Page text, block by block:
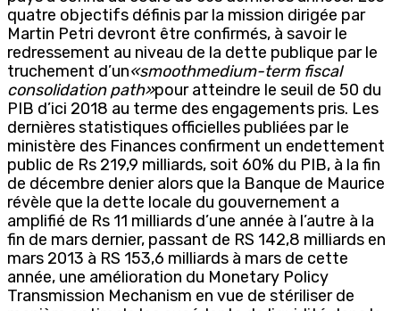
quatre objectifs définis par la mission dirigée par
Martin Petri devront être confirmés, à savoir le
redressement au niveau de la dette publique par le
truchement d’un«smoothmedium-term fiscal
consolidation path»pour atteindre le seuil de 50 du
PIB d’ici 2018 au terme des engagements pris. Les
dernières statistiques officielles publiées par le
ministère des Finances confirment un endettement
public de Rs 219,9 milliards, soit 60% du PIB, à la fin
de décembre denier alors que la Banque de Maurice
révèle que la dette locale du gouvernement a
amplifié de Rs 11 milliards d’une année à l’autre à la
fin de mars dernier, passant de RS 142,8 milliards en
mars 2013 à RS 153,6 milliards à mars de cette
année, une amélioration du Monetary Policy
Transmission Mechanism en vue de stériliser de